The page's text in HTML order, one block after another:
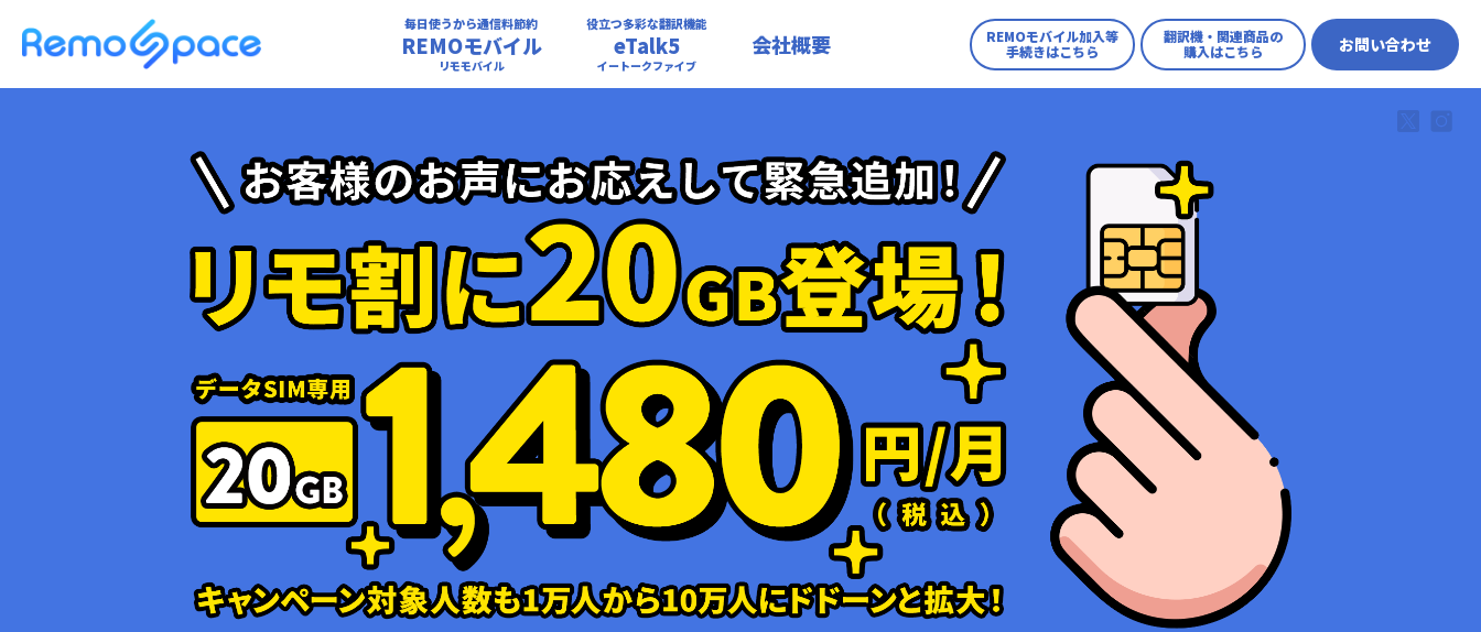
毎日使うから通信料節約
REMOモバイル
リモモバイル
役立つ多彩な翻訳機能
eTalk5
イートークファイブ
etalk5みらいpf
etalk5appみらい
pf
会社概要
REMOモバイル加入等
手続きはこちら
翻訳機・関連商品の
購入はこちら
お問い合わせ